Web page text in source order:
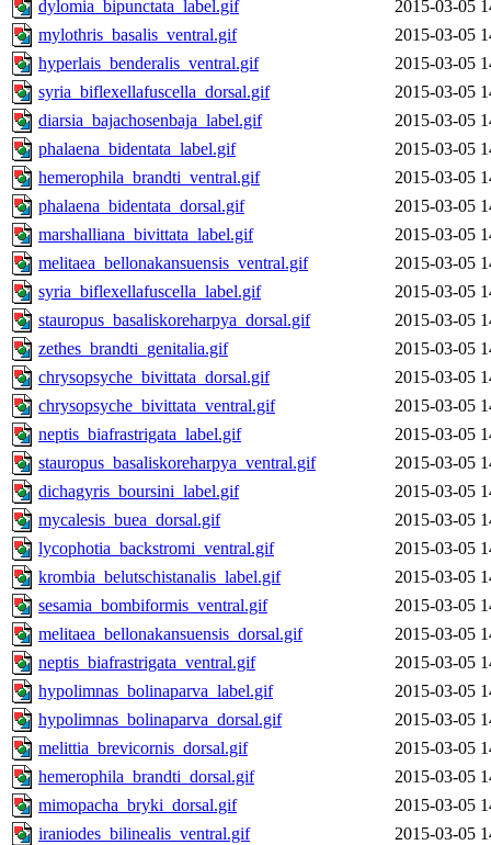
dylomia_bipunctata_label.gif
2015-03-05
mylothris_basalis_ventral.gif
2015-03-05
hyperlais_benderalis_ventral.gif
2015-03-05
syria_biflexellafuscella_dorsal.gif
2015-03-05
diarsia_bajachosenbaja_label.gif
2015-03-05
phalaena_bidentata_label.gif
2015-03-05
hemerophila_brandti_ventral.gif
2015-03-05
phalaena_bidentata_dorsal.gif
2015-03-05
marshalliana_bivittata_label.gif
2015-03-05
melitaea_bellonakansuensis_ventral.gif
2015-03-05
syria_biflexellafuscella_label.gif
2015-03-05
stauropus_basaliskoreharpya_dorsal.gif
2015-03-05
zethes_brandti_genitalia.gif
2015-03-05
chrysopsyche_bivittata_dorsal.gif
2015-03-05
chrysopsyche_bivittata_ventral.gif
2015-03-05
neptis_biafrastrigata_label.gif
2015-03-05
stauropus_basaliskoreharpya_ventral.gif
2015-03-05
dichagyris_boursini_label.gif
2015-03-05
mycalesis_buea_dorsal.gif
2015-03-05
lycophotia_backstromi_ventral.gif
2015-03-05
krombia_belutschistanalis_label.gif
2015-03-05
sesamia_bombiformis_ventral.gif
2015-03-05
melitaea_bellonakansuensis_dorsal.gif
2015-03-05
neptis_biafrastrigata_ventral.gif
2015-03-05
hypolimnas_bolinaparva_label.gif
2015-03-05
hypolimnas_bolinaparva_dorsal.gif
2015-03-05
melittia_brevicornis_dorsal.gif
2015-03-05
hemerophila_brandti_dorsal.gif
2015-03-05
mimopacha_bryki_dorsal.gif
2015-03-05
iraniodes_bilinealis_ventral.gif
2015-03-05